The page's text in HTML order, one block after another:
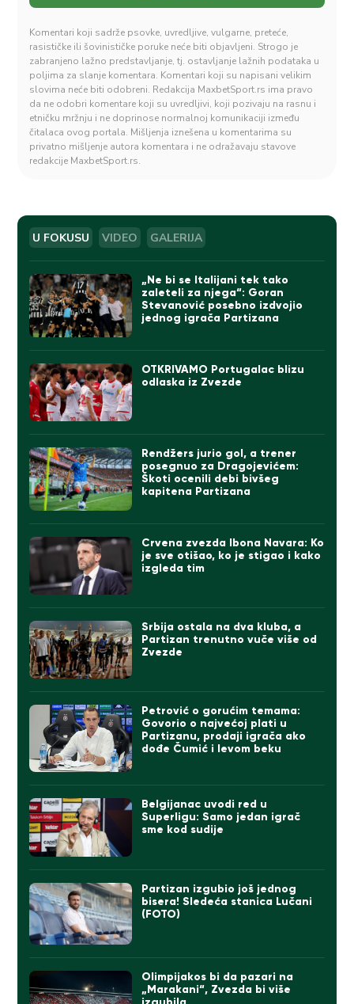
Komentari koji sadrže psovke, uvredljive, vulgarne, preteće,
rasističke ili šovinističke poruke neće biti objavljeni. Strogo je
zabranjeno lažno predstavljanje, tj. ostavljanje lažnih podataka u
poljima za slanje komentara. Komentari koji su napisani velikim
slovima neće biti odobreni. Redakcija MaxbetSport.rs ima pravo
da ne odobri komentare koji su uvredljivi, koji pozivaju na rasnu i
etničku mržnju i ne doprinose normalnoj komunikaciji između
čitalaca ovog portala. Mišljenja iznešena u komentarima su
privatno mišljenje autora komentara i ne odražavaju stavove
redakcije MaxbetSport.rs.
U FOKUSU VIDEO GALERIJA
„Ne bi se Italijani tek tako
zaleteli za njega“: Goran
Stevanović posebno izdvojio
jednog igrača Partizana
OTKRIVAMO Portugalac blizu
odlaska iz Zvezde
Rendžers jurio gol, a trener
posegnuo za Dragojevićem:
Škoti ocenili debi bivšeg
kapitena Partizana
Crvena zvezda Ibona Navara: Ko
je sve otišao, ko je stigao i kako
izgleda tim
Srbija ostala na dva kluba, a
Partizan trenutno vuče više od
Zvezde
Petrović o gorućim temama:
Govorio o najvećoj plati u
Partizanu, prodaji igrača ako
dođe Čumić i levom beku
Belgijanac uvodi red u
Superligu: Samo jedan igrač
sme kod sudije
Partizan izgubio još jednog
bisera! Sledeća stanica Lučani
(FOTO)
Olimpijakos bi da pazari na
„Marakani“, Zvezda bi više